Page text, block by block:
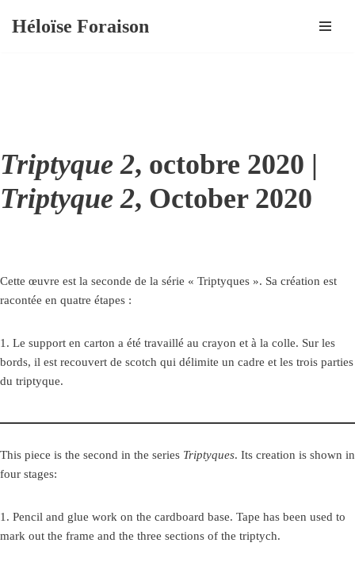
Héloïse Foraison
Triptyque 2, octobre 2020 |
Triptyque 2, October 2020
Cette œuvre est la seconde de la série « Triptyques ». Sa création est
racontée en quatre étapes :
1. Le support en carton a été travaillé au crayon et à la colle. Sur les
bords, il est recouvert de scotch qui délimite un cadre et les trois parties
du triptyque.
This piece is the second in the series Triptyques. Its creation is shown in
four stages:
1. Pencil and glue work on the cardboard base. Tape has been used to
mark out the frame and the three sections of the triptych.